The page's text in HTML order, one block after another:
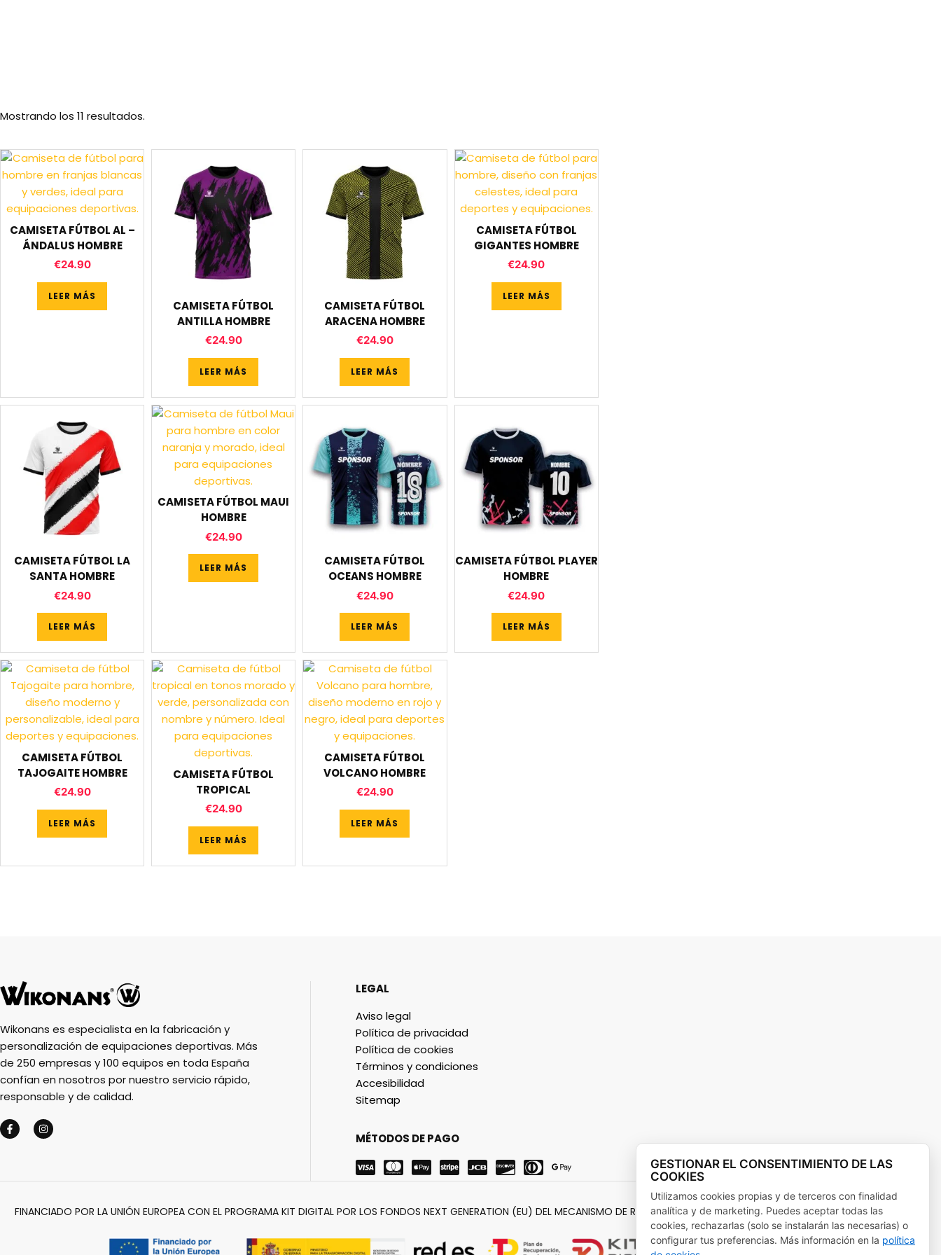
Mostrando los 11 resultados.
CAMISETA FÚTBOL AL –
ÁNDALUS HOMBRE
€24.90
LEER MÁS
CAMISETA FÚTBOL
ANTILLA HOMBRE
€24.90
LEER MÁS
CAMISETA FÚTBOL
ARACENA HOMBRE
€24.90
LEER MÁS
CAMISETA FÚTBOL
GIGANTES HOMBRE
€24.90
LEER MÁS
CAMISETA FÚTBOL LA
SANTA HOMBRE
€24.90
LEER MÁS
CAMISETA FÚTBOL MAUI
HOMBRE
€24.90
LEER MÁS
CAMISETA FÚTBOL
OCEANS HOMBRE
€24.90
LEER MÁS
CAMISETA FÚTBOL PLAYER
HOMBRE
€24.90
LEER MÁS
CAMISETA FÚTBOL
TAJOGAITE HOMBRE
€24.90
LEER MÁS
CAMISETA FÚTBOL
TROPICAL
€24.90
LEER MÁS
CAMISETA FÚTBOL
VOLCANO HOMBRE
€24.90
LEER MÁS
Wikonans es especialista en la fabricación y
personalización de equipaciones deportivas. Más
de 250 empresas y 100 equipos en toda España
confían en nosotros por nuestro servicio rápido,
responsable y de calidad.
LEGAL
Aviso legal
Política de privacidad
Política de cookies
Términos y condiciones
Accesibilidad
Sitemap
MÉTODOS DE PAGO
FINANCIADO POR LA UNIÓN EUROPEA CON EL PROGRAMA KIT DIGITAL POR LOS FONDOS NEXT GENERATION (EU) DEL MECANISMO DE RECUPERACIÓN Y RESILENCIA
GESTIONAR EL CONSENTIMIENTO DE LAS
COOKIES
Utilizamos cookies propias y de terceros con finalidad
analítica y de marketing. Puedes aceptar todas las
cookies, rechazarlas (solo se instalarán las necesarias) o
configurar tus preferencias. Más información en la política